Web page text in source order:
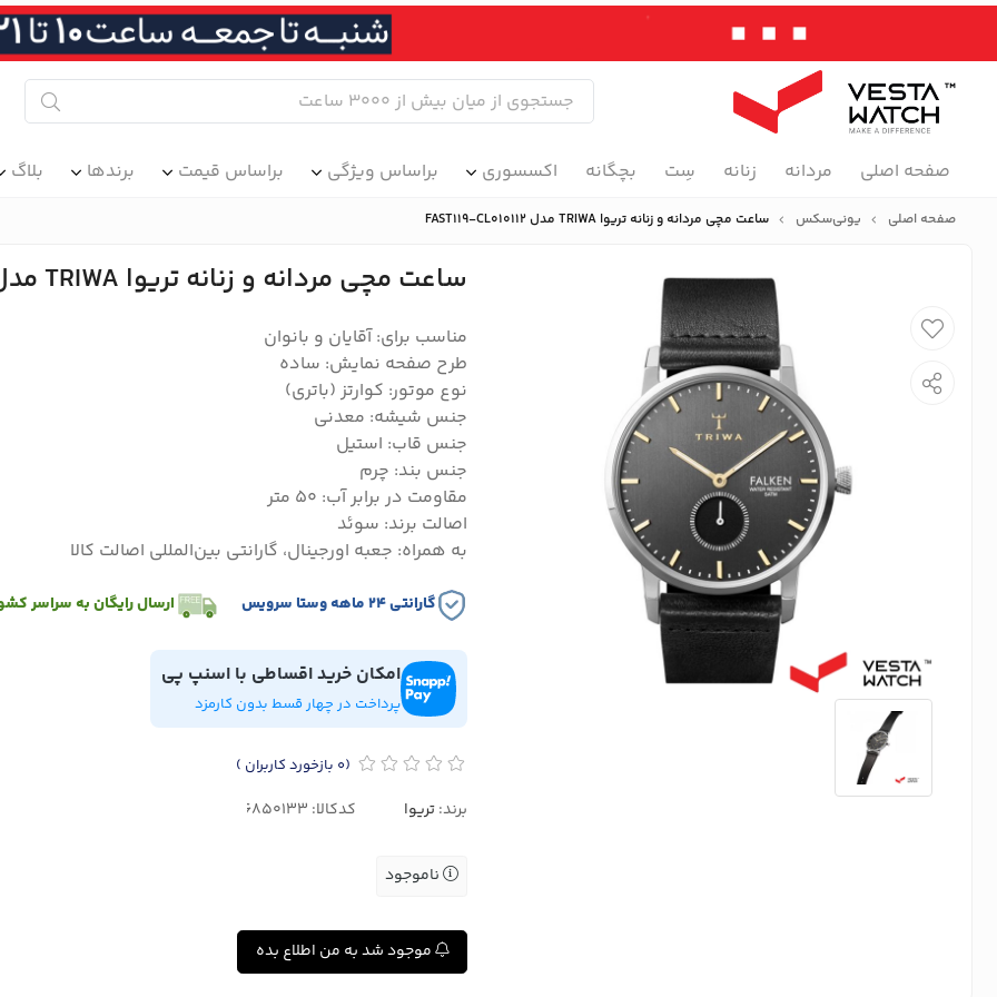
صفحه اصلی مردانه زنانه سِت بچگانه اکسسوری براساس ویژگی براساس قیمت برندها بلاگ
صفحه اصلی یونی‌سکس ساعت مچی مردانه و زنانه تریوا TRIWA مدل FAST119-CL010112
ساعت مچی مردانه و زنانه تریوا TRIWA مدل FAST119-CL010112
مناسب برای: آقایان و بانوان
طرح صفحه نمایش: ساده
نوع موتور: کوارتز (باتری)
جنس شیشه: معدنی
جنس قاب: استیل
جنس بند: چرم
مقاومت در برابر آب: 50 متر
اصالت برند: سوئد
به همراه: جعبه اورجینال، گارانتی بین‌المللی اصالت کالا
گارانتی ۲۴ ماهه وستا سرویس ارسال رایگان به سراسر
امکان خرید اقساطی با اسنپ پی
پرداخت در چهار قسط بدون کارمزد
(0 بازخورد کاربران )
برند:تریوا کدکالا:
ناموجود
موجود شد به من اطلاع بده